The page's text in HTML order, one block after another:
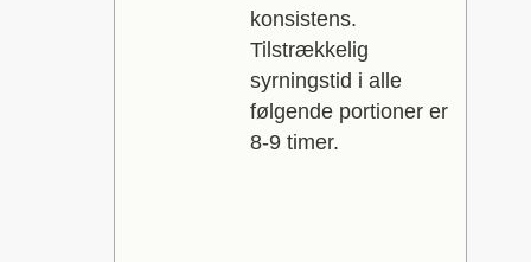
konsistens.
Tilstrækkelig
syrningstid i alle
følgende portioner er
8-9 timer.